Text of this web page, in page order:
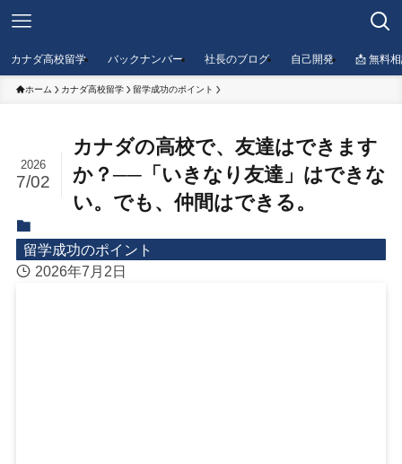
カナダ高校留学 バックナンバー 社長のブログ 自己開発 📩 無料
ホーム カナダ高校留学 留学成功のポイント
カナダの高校で、友達はできます
か？──「いきなり友達」はできな
い。でも、仲間はできる。
2026
7/02
留学成功のポイント
2026年7月2日